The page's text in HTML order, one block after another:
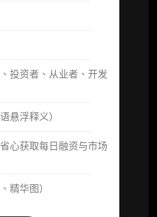
投资者、从业者、开发
悬浮释义）
心获取每日融资与市场
精华图）
3 次提问，话题需审
次/年）